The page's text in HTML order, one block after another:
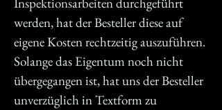
werden, hat der Besteller diese auf
eigene Kosten rechtzeitig auszuführen.
Solange das Eigentum noch nicht
übergegangen ist, hat uns der Besteller
unverzüglich in Textform zu